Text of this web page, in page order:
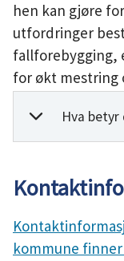
hen kan gjøre
utfordringer
fallforebygging,
for økt mestring
Hva
kommune